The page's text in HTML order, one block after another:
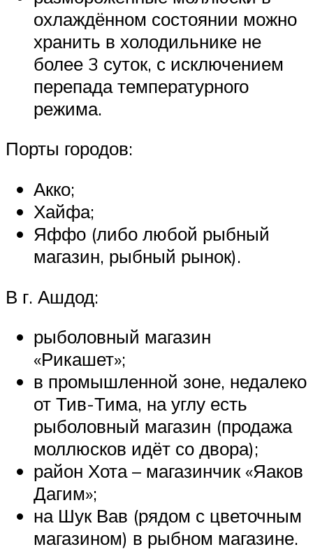
охлаждённом состоянии можно
хранить в холодильнике не
более 3 суток, с исключением
перепада температурного
режима.
Порты городов:
Акко;
Хайфа;
Яффо (либо любой рыбный
магазин, рыбный рынок).
В г. Ашдод:
рыболовный магазин
«Рикашет»;
в промышленной зоне, недалеко
от Тив-Тима, на углу есть
рыболовный магазин (продажа
моллюсков идёт со двора);
район Хота – магазинчик «Яаков
Дагим»;
на Шук Вав (рядом с цветочным
магазином) в рыбном магазине.